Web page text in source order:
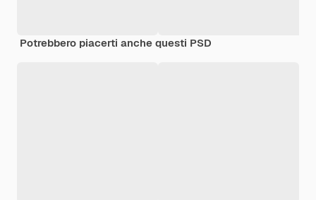
Potrebbero piacerti anche questi PSD